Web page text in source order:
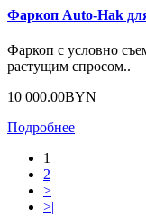
Фаркоп Auto-Hak
Фаркоп с условно
растущим спросом..
10 000.00BYN
Подробнее
1
2
>
>|